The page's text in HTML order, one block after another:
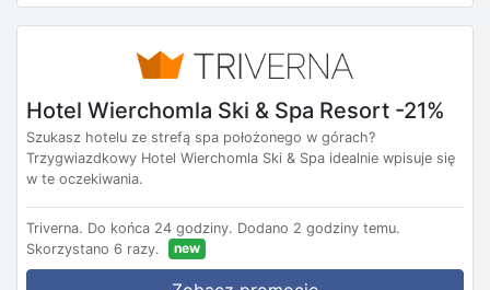
Hotel Wierchomla Ski & Spa Resort -21%
Szukasz hotelu ze strefą spa położonego w górach?
Trzygwiazdkowy Hotel Wierchomla Ski & Spa idealnie wpisuje się
w te oczekiwania.
Triverna. Do końca 24 godziny. Dodano 2 godziny temu.
Skorzystano 6 razy.
new